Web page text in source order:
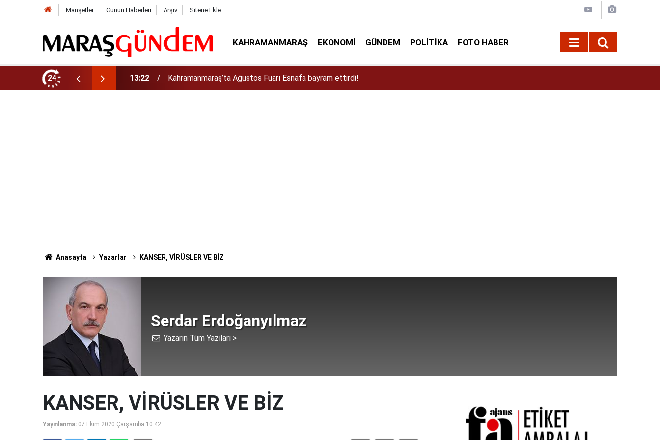
Manşetler Günün Haberleri Arşiv Sitene Ekle
KAHRAMANMARAŞ EKONOMI GÜNDEM POLITIKA FOTO HABER
24 13:17 Kahramanmaraş’ta Dulkadiroğlu Kırsalına 45 Milyonluk Yol Yatırımı!
Anasayfa Yazarlar KANSER, VİRÜSLER VE BİZ
Serdar Erdoğanyılmaz
Yazarın Tüm Yazıları >
KANSER, VİRÜSLER VE BİZ
Yayınlanma: 07 Ekim 2020 Çarşamba 10:42